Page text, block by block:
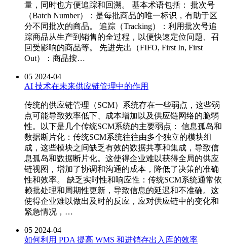
量，同时也方便追踪和回溯。 基本术语包括： 批次号
（Batch Number）：是每批商品的唯一标识，有助于区
分不同批次的商品。 追踪（Tracking）：利用批次号追
踪商品从生产到销售的全过程，以便快速定位问题、召
回受影响的商品等。 先进先出（FIFO, First In, First
Out）：商品按…
05 2024-04
AI 技术在未来供应链管理中的作用
传统的供应链管理（SCM）系统存在一些弱点，这些弱
点可能导致效率低下、成本增加以及供应链网络的脆弱
性。以下是几个传统SCM系统的主要弱点： 信息孤岛和
数据断片化：传统SCM系统往往由多个独立的模块组
成，这些模块之间缺乏有效的数据共享和集成，导致信
息孤岛和数据断片化。这使得企业难以获得全局的供应
链视图，增加了协调和沟通的成本，降低了决策的准确
性和效率。 缺乏实时性和响应性：传统SCM系统通常依
赖批处理和周期性更新，导致信息的延迟和不准确。这
使得企业难以做出及时的反应，应对供应链中的变化和
紧急情况，…
05 2024-04
如何利用 PDA 提高 WMS 和进销存出入库的效率